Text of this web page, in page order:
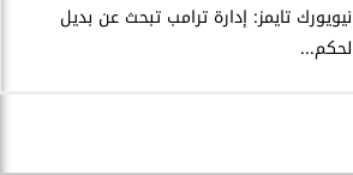
نيويورك تايمز: إدارة ترامب تبحث عن بديل
لحكم...